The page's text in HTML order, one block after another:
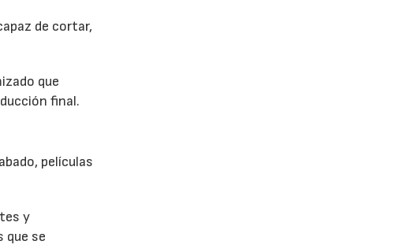
de cortar,
que
final.
películas
y
que se